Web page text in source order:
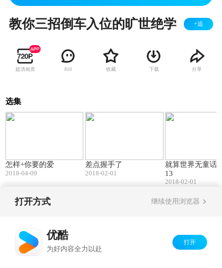
教你三招倒车入位的旷世绝学 +追
超清画质 810 收藏 下载 分享
选集
怎样+你要的爱
2018-04-09
差点握手了
2018-02-01
就算世界无童话
13
2018-02-01
打开方式 继续使用浏览器
优酷
为好内容全力以赴
打开